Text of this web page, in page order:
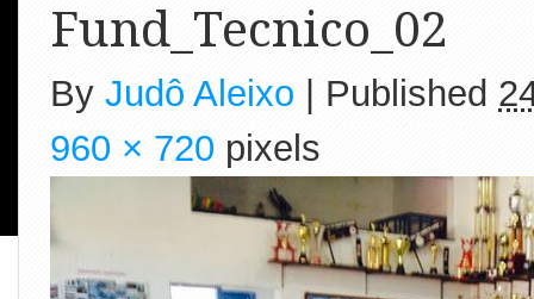
Fund_Tecnico_02
By Judô Aleixo Published
960 × 720 pixels